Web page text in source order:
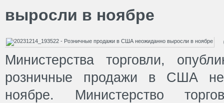
выросли в ноябре
Министерства торговли,
розничные продажи в США
ноябре. Министерство